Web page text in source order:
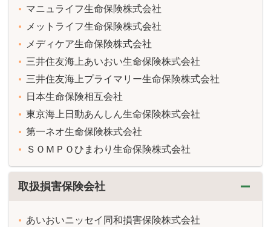
マニュライフ生命保険株式会社
メットライフ生命保険株式会社
メディケア生命保険株式会社
三井住友海上あいおい生命保険株式会社
三井住友海上プライマリー生命保険株式会社
日本生命保険相互会社
東京海上日動あんしん生命保険株式会社
第一ネオ生命保険株式会社
ＳＯＭＰＯひまわり生命保険株式会社
取扱損害保険会社
あいおいニッセイ同和損害保険株式会社